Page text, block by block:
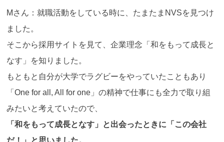
Mさん：就職活動をしている時に、たまたまNVSを見つけ
ました。
そこから採用サイトを見て、企業理念「和をもって成長と
なす」を知りました。
もともと自分が大学でラグビーをやっていたこともあり
「One for all, All for one」の精神で仕事にも全力で取り組
みたいと考えていたので、
「和をもって成長となす」と出会ったときに「この会社